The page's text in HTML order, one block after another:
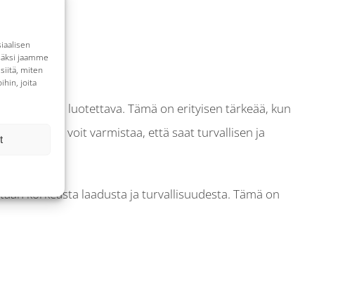
jaamme
miten
joita
ja luotettava. Tämä on erityisen tärkeää, kun
avulla voit varmistaa, että saat turvallisen ja
korkeasta laadusta ja turvallisuudesta. Tämä on